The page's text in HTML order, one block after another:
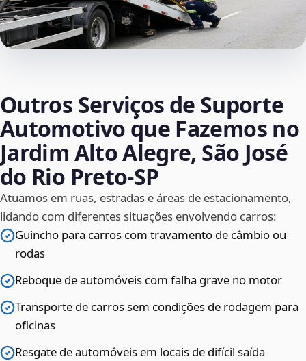
Outros Serviços de Suporte
Automotivo que Fazemos no
Jardim Alto Alegre, São José
do Rio Preto‑SP
Atuamos em ruas, estradas e áreas de estacionamento,
lidando com diferentes situações envolvendo carros:
Guincho para carros com travamento de câmbio ou
rodas
Reboque de automóveis com falha grave no motor
Transporte de carros sem condições de rodagem para
oficinas
Resgate de automóveis em locais de difícil saída